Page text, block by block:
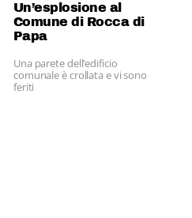
Un’esplosione al
Comune di Rocca di
Papa
Una parete dell’edificio
comunale è crollata e vi sono
feriti